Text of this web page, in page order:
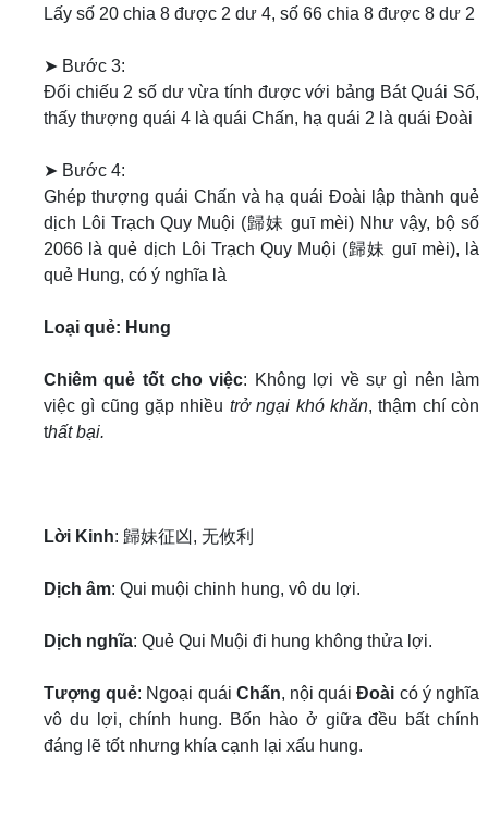
Lấy số 20 chia 8 được 2 dư 4, số 66 chia 8 được 8 dư 2
➤ Bước 3:
Đối chiếu 2 số dư vừa tính được với bảng Bát Quái Số,
thấy thượng quái 4 là quái Chấn, hạ quái 2 là quái Đoài
➤ Bước 4:
Ghép thượng quái Chấn và hạ quái Đoài lập thành quẻ
dịch Lôi Trạch Quy Muội (歸妹 guī mèi) Như vậy, bộ số
2066 là quẻ dịch Lôi Trạch Quy Muội (歸妹 guī mèi), là
quẻ Hung, có ý nghĩa là
Loại quẻ: Hung
Chiêm quẻ tốt cho việc: Không lợi về sự gì nên làm
việc gì cũng gặp nhiều trở ngại khó khăn, thậm chí còn
thất bại.
Lời Kinh: 歸妹征凶, 无攸利
Dịch âm: Qui muội chinh hung, vô du lợi.
Dịch nghĩa: Quẻ Qui Muội đi hung không thửa lợi.
Tượng quẻ: Ngoại quái Chấn, nội quái Đoài có ý nghĩa
vô du lợi, chính hung. Bốn hào ở giữa đều bất chính
đáng lẽ tốt nhưng khía cạnh lại xấu hung.